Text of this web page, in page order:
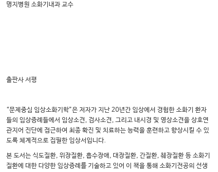
명지병원 소화기내과 교수
출판사 서평
“문제중심 임상소화기학”은 저자가 지난 20년간 임상에서 경험한 소화기 환자
들의 임상증례들에서 임상소견, 검사소견, 그리고 내시경 및 영상소견을 상호연
관지어 진단에 접근하여 최종 확진 및 치료하는 능력을 훈련하고 향상시킬 수 있
도록 체계적으로 집필한 임상서입니다.
본 도서는 식도질환, 위장질환, 흡수장애, 대장질환, 간질환, 췌장질환 등 소화기
질환에 대한 다양한 임상증례를 기술하고 있어 이 책을 통해 소화기전공의 선생